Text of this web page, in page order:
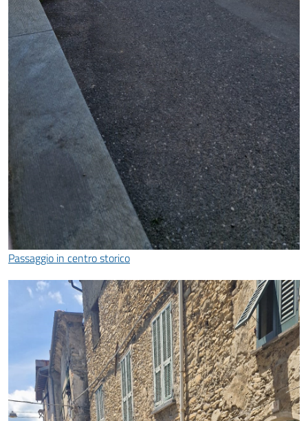
Passaggio in centro storico